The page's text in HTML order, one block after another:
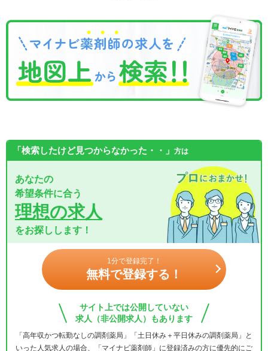
「検索したけど見つからなかった・・」 方は
あなたの
希望条件に合う
理想の求人
をお探しします！
1分で登録完了！
無料で登録する！
サイト上では公開していない
求人（非公開求人）もあります
「高年収かつ転勤なしの調剤薬局」「土日休み＋平日休みの調剤薬局」と
いった人気求人の場合、「マイナビ薬剤師」に登録済みの方に優先的にご